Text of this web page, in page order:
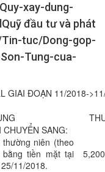
xay-dung-
đầu tư và phát
tuc/Dong-gop-
Tung-cua-
GIAI ĐOẠN 11/2018-
SANG:
niên (theo
tiền mặt tại
11/2018.